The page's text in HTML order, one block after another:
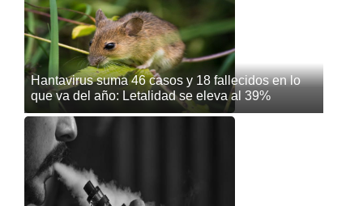
Hantavirus suma 46 casos y 18 fallecidos en lo
que va del año: Letalidad se eleva al 39%